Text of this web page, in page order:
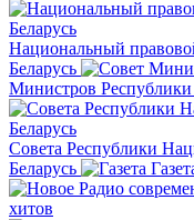
Национальный
Беларусь
Министров Республики
Совета Республики
Беларусь
хитов